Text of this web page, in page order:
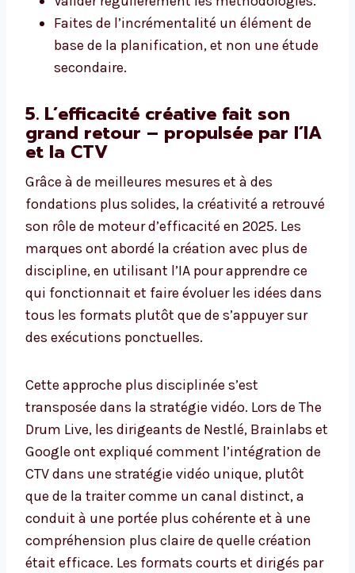
Faites de l’incrémentalité un élément de
base de la planification, et non une étude
secondaire.
5. L’efficacité créative fait son
grand retour – propulsée par l’IA
et la CTV
Grâce à de meilleures mesures et à des
fondations plus solides, la créativité a retrouvé
son rôle de moteur d’efficacité en 2025. Les
marques ont abordé la création avec plus de
discipline, en utilisant l’IA pour apprendre ce
qui fonctionnait et faire évoluer les idées dans
tous les formats plutôt que de s’appuyer sur
des exécutions ponctuelles.
Cette approche plus disciplinée s’est
transposée dans la stratégie vidéo. Lors de The
Drum Live, les dirigeants de Nestlé, Brainlabs et
Google ont expliqué comment l’intégration de
CTV dans une stratégie vidéo unique, plutôt
que de la traiter comme un canal distinct, a
conduit à une portée plus cohérente et à une
compréhension plus claire de quelle création
était efficace. Les formats courts et dirigés par